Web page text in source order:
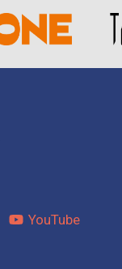
YouTube